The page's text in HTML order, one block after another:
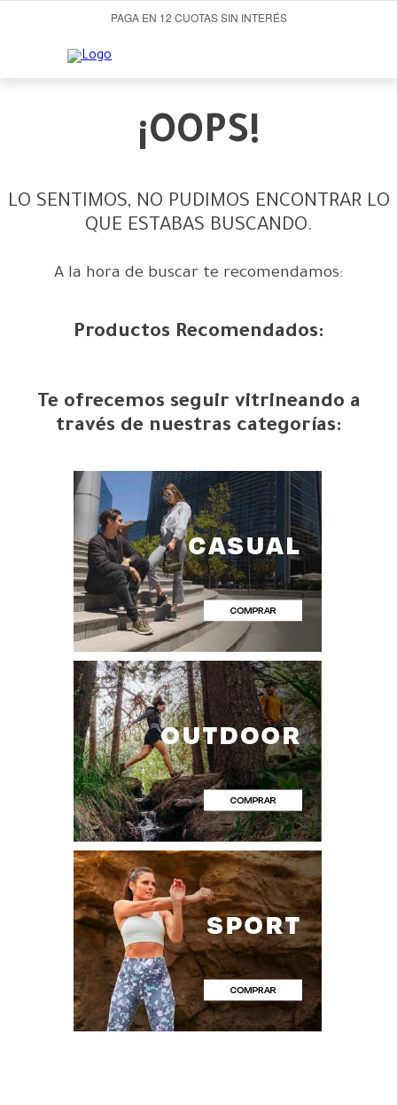
PAGA EN 12 CUOTAS SIN INTERÉS
¡OOPS!
LO SENTIMOS, NO PUDIMOS ENCONTRAR LO
QUE ESTABAS BUSCANDO.
A la hora de buscar te recomendamos:
Productos Recomendados:
Te ofrecemos seguir vitrineando a
través de nuestras categorías: